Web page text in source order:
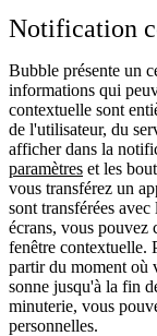
Notification
Bubble présente un
informations qui
contextuelle sont
de l'utilisateur, du
afficher dans la
paramètres et les
vous transférez un
sont transférées
écrans, vous pouvez
fenêtre contextuelle.
partir du moment où
sonne jusqu'à la fin
minuterie, vous
personnelles.